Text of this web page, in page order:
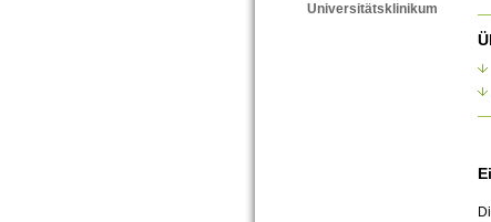
Universitätsklinikum